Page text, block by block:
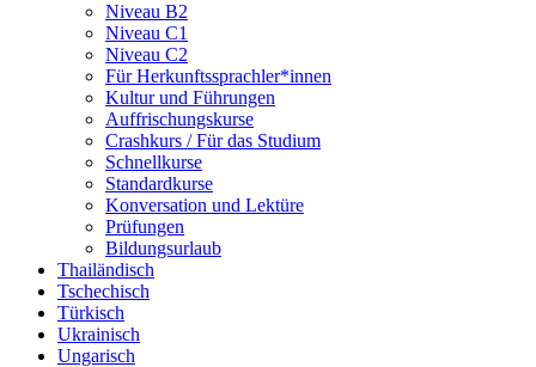
Niveau B2
Niveau C1
Niveau C2
Für Herkunftssprachler*innen
Kultur und Führungen
Auffrischungskurse
Crashkurs / Für das Studium
Schnellkurse
Standardkurse
Konversation und Lektüre
Prüfungen
Bildungsurlaub
Thailändisch
Tschechisch
Türkisch
Ukrainisch
Ungarisch